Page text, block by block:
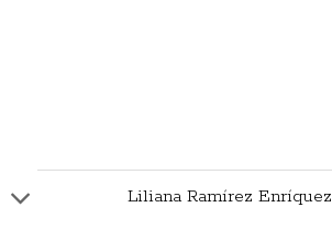
Liliana Ramírez Enríquez